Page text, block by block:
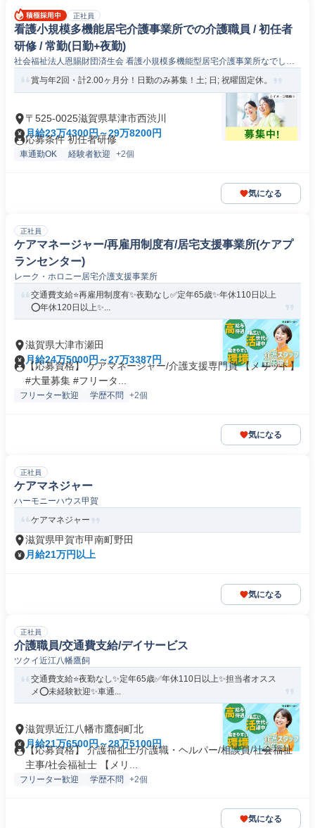
正社員
看護小規模多機能居宅介護事業所での介護職員 / 初任者
研修 / 常勤(日勤+夜勤)
社会福祉法人恩賜財団済生会 看護小規模多機能型居宅介護事業所なでしこ
賞与年2回・計2.00ヶ月分！日勤のみ募集！土; 日; 祝曜固定休。
〒525-0025滋賀県草津市西渋川
月給23万4300円～29万8200円
応募条件 初任者研修
車通勤OK 経験者歓迎 +2個
気になる
正社員
ケアマネージャー/再雇用制度有/居宅支援事業所(ケアプ
ランセンター)
レーク・ホロニー居宅介護支援事業所
交通費支給⭐️再雇用制度有✨夜勤なし✅️定年65歳✨年休110日以上
⭕️年休120日以上✨...
滋賀県大津市瀬田
月給24万5000円～27万3387円
【応募資格】 ケアマネージャー/介護支援専門員 【メリット】
#大量募集 #フリータ...
フリーター歓迎 学歴不問 +2個
気になる
正社員
ケアマネジャー
ハーモニーハウス甲賀
ケアマネジャー
滋賀県甲賀市甲南町野田
月給21万円以上
気になる
正社員
介護職員/交通費支給/デイサービス
ツクイ近江八幡鷹飼
交通費支給⭐️夜勤なし✨定年65歳✅️年休110日以上✨担当者オスス
メ⭕️未経験歓迎✨車通...
滋賀県近江八幡市鷹飼町北
月給21万6500円～28万5100円
【応募資格】 介護福祉士/介護職・ヘルパー/相談員/社会福祉
主事/社会福祉士 【メリ...
フリーター歓迎 学歴不問 +2個
気になる